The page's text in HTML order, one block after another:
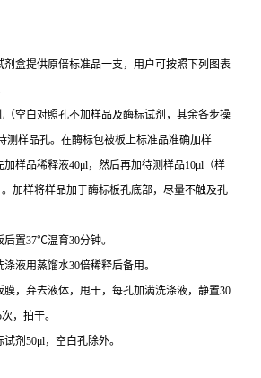
剂盒提供原倍标准品一支，用户可按照下列图表
（空白对照孔不加样品及酶标试剂，其余各步操
测样品孔。在酶标包被板上标准品准确加样
加样品稀释液40μl，然后再加待测样品10μl （样
加样将样品加于酶标板孔底部，尽量不触及孔
后置37℃温育30分钟。
涤液用蒸馏水30倍稀释后备用。
膜，弃去液体，甩干，每孔加满洗涤液，静置30
次，拍干。
试剂 50μl，空白孔除外。